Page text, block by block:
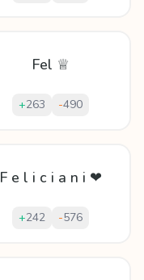
Fel ♕
+263 -490
F e l i c i a n i ❤
+242 -576